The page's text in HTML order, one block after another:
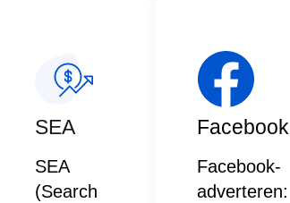
SEA
SEA
(Search
Facebook
Facebook-
adverteren: